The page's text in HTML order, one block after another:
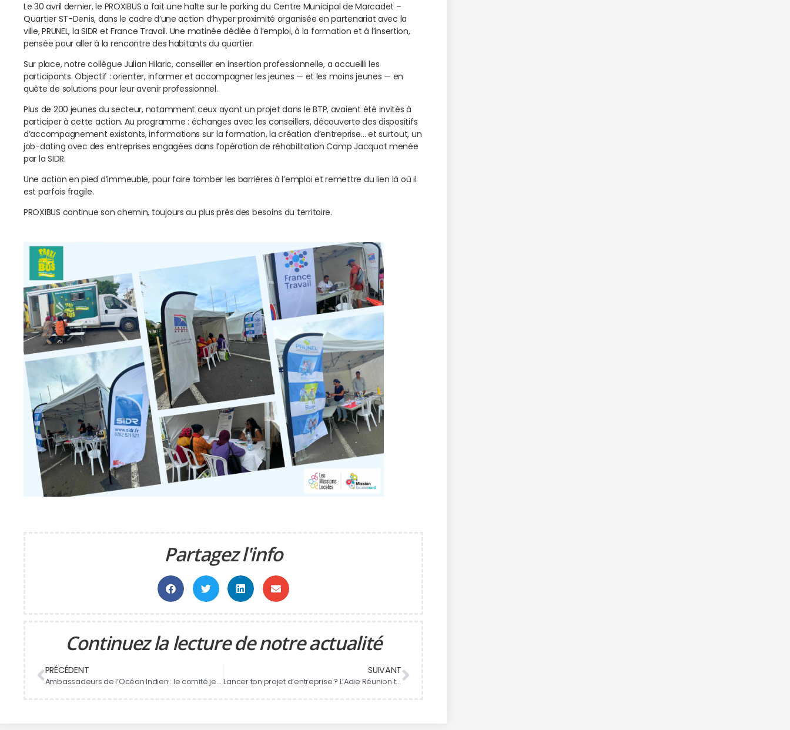
Le 30 avril dernier, le PROXIBUS a fait une halte sur le parking du Centre Municipal de Marcadet –
Quartier ST-Denis, dans le cadre d’une action d’hyper proximité organisée en partenariat avec la
ville, PRUNEL, la SIDR et France Travail. Une matinée dédiée à l’emploi, à la formation et à l’insertion,
pensée pour aller à la rencontre des habitants du quartier.
Sur place, notre collègue Julian Hilaric, conseiller en insertion professionnelle, a accueilli les
participants. Objectif : orienter, informer et accompagner les jeunes — et les moins jeunes — en
quête de solutions pour leur avenir professionnel.
Plus de 200 jeunes du secteur, notamment ceux ayant un projet dans le BTP, avaient été invités à
participer à cette action. Au programme : échanges avec les conseillers, découverte des dispositifs
d’accompagnement existants, informations sur la formation, la création d’entreprise… et surtout, un
job-dating avec des entreprises engagées dans l’opération de réhabilitation Camp Jacquot menée
par la SIDR.
Une action en pied d’immeuble, pour faire tomber les barrières à l’emploi et remettre du lien là où il
est parfois fragile.
PROXIBUS continue son chemin, toujours au plus près des besoins du territoire.
Partagez l'info
Continuez la lecture de notre actualité
PRÉCÉDENT
Ambassadeurs de l’Océan Indien : le comité jeunes tourné vers le monde
SUIVANT
Lancer ton projet d’entreprise ? L’Adie Réunion t’accompagne